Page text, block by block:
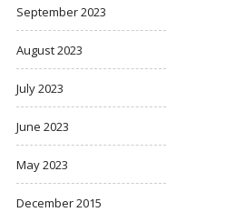
September 2023
August 2023
July 2023
June 2023
May 2023
December 2015